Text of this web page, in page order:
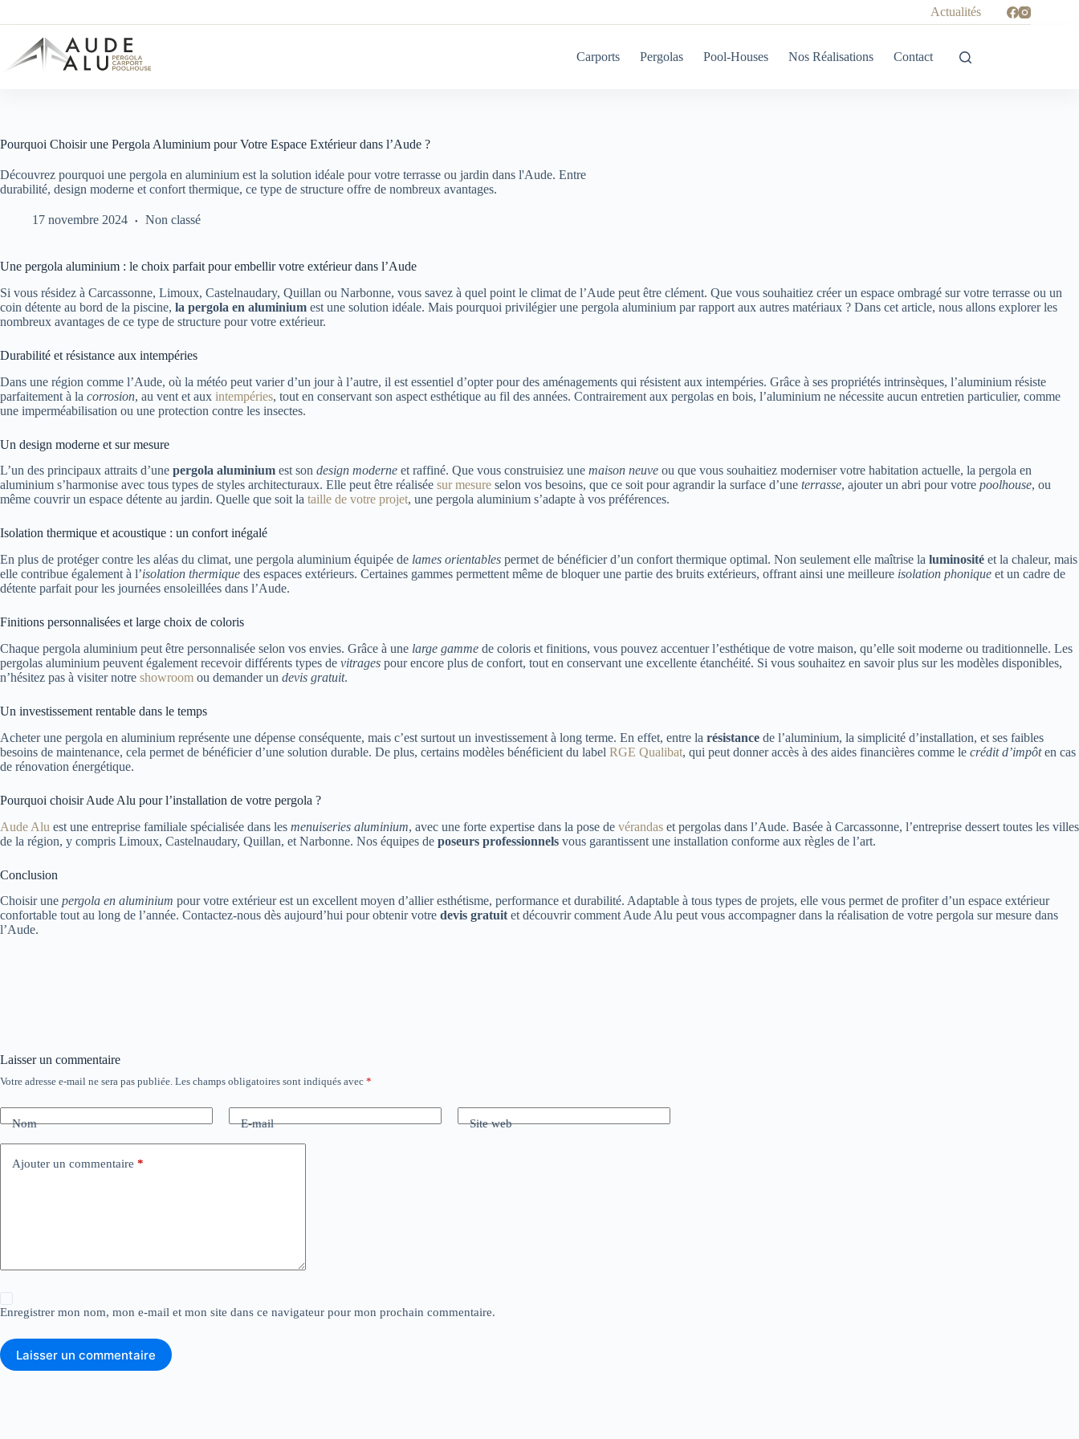
Actualités
Carports Pergolas Pool-Houses Nos Réalisations Contact
Pourquoi Choisir une Pergola Aluminium pour Votre Espace Extérieur dans l’Aude ?
Découvrez pourquoi une pergola en aluminium est la solution idéale pour votre terrasse ou jardin dans l'Aude. Entre
durabilité, design moderne et confort thermique, ce type de structure offre de nombreux avantages.
17 novembre 2024 Non classé
Une pergola aluminium : le choix parfait pour embellir votre extérieur dans l’Aude
Si vous résidez à Carcassonne, Limoux, Castelnaudary, Quillan ou Narbonne, vous savez à quel point le climat de l’Aude peut être clément. Que vous souhaitiez créer un espace ombragé sur votre terrasse ou un
coin détente au bord de la piscine, la pergola en aluminium est une solution idéale. Mais pourquoi privilégier une pergola aluminium par rapport aux autres matériaux ? Dans cet article, nous allons explorer les
nombreux avantages de ce type de structure pour votre extérieur.
Durabilité et résistance aux intempéries
Dans une région comme l’Aude, où la météo peut varier d’un jour à l’autre, il est essentiel d’opter pour des aménagements qui résistent aux intempéries. Grâce à ses propriétés intrinsèques, l’aluminium résiste
parfaitement à la corrosion, au vent et aux intempéries, tout en conservant son aspect esthétique au fil des années. Contrairement aux pergolas en bois, l’aluminium ne nécessite aucun entretien particulier, comme
une imperméabilisation ou une protection contre les insectes.
Un design moderne et sur mesure
L’un des principaux attraits d’une pergola aluminium est son design moderne et raffiné. Que vous construisiez une maison neuve ou que vous souhaitiez moderniser votre habitation actuelle, la pergola en
aluminium s’harmonise avec tous types de styles architecturaux. Elle peut être réalisée sur mesure selon vos besoins, que ce soit pour agrandir la surface d’une terrasse, ajouter un abri pour votre poolhouse, ou
même couvrir un espace détente au jardin. Quelle que soit la taille de votre projet, une pergola aluminium s’adapte à vos préférences.
Isolation thermique et acoustique : un confort inégalé
En plus de protéger contre les aléas du climat, une pergola aluminium équipée de lames orientables permet de bénéficier d’un confort thermique optimal. Non seulement elle maîtrise la luminosité et la chaleur, mais
elle contribue également à l’isolation thermique des espaces extérieurs. Certaines gammes permettent même de bloquer une partie des bruits extérieurs, offrant ainsi une meilleure isolation phonique et un cadre de
détente parfait pour les journées ensoleillées dans l’Aude.
Finitions personnalisées et large choix de coloris
Chaque pergola aluminium peut être personnalisée selon vos envies. Grâce à une large gamme de coloris et finitions, vous pouvez accentuer l’esthétique de votre maison, qu’elle soit moderne ou traditionnelle. Les
pergolas aluminium peuvent également recevoir différents types de vitrages pour encore plus de confort, tout en conservant une excellente étanchéité. Si vous souhaitez en savoir plus sur les modèles disponibles,
n’hésitez pas à visiter notre showroom ou demander un devis gratuit.
Un investissement rentable dans le temps
Acheter une pergola en aluminium représente une dépense conséquente, mais c’est surtout un investissement à long terme. En effet, entre la résistance de l’aluminium, la simplicité d’installation, et ses faibles
besoins de maintenance, cela permet de bénéficier d’une solution durable. De plus, certains modèles bénéficient du label RGE Qualibat, qui peut donner accès à des aides financières comme le crédit d’impôten cas
de rénovation énergétique.
Pourquoi choisir Aude Alu pour l’installation de votre pergola ?
Aude Alu est une entreprise familiale spécialisée dans les menuiseries aluminium, avec une forte expertise dans la pose de vérandas et pergolas dans l’Aude. Basée à Carcassonne, l’entreprise dessert toutes les villes
de la région, y compris Limoux, Castelnaudary, Quillan, et Narbonne. Nos équipes de poseurs professionnels vous garantissent une installation conforme aux règles de l’art.
Conclusion
Choisir une pergola en aluminium pour votre extérieur est un excellent moyen d’allier esthétisme, performance et durabilité. Adaptable à tous types de projets, elle vous permet de profiter d’un espace extérieur
confortable tout au long de l’année. Contactez-nous dès aujourd’hui pour obtenir votre devis gratuit et découvrir comment Aude Alu peut vous accompagner dans la réalisation de votre pergola sur mesure dans
l’Aude.
Laisser un commentaire
Votre adresse e-mail ne sera pas publiée. Les champs obligatoires sont indiqués avec *
Nom E-mail Site web
Ajouter un commentaire *
Enregistrer mon nom, mon e-mail et mon site dans ce navigateur pour mon prochain commentaire.
Laisser un commentaire